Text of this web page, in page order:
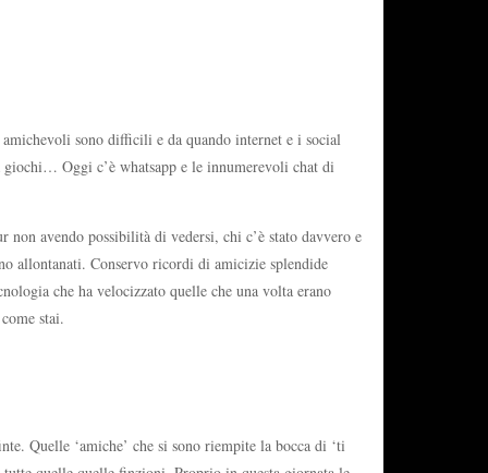
sono difficili e da quando internet e i social
Oggi c’è whatsapp e le innumerevoli chat di
avendo possibilità di vedersi, chi c’è stato davvero e
allontanati. Conservo ricordi di amicizie splendide
che ha velocizzato quelle che una volta erano
stai.
Quelle ‘amiche’ che si sono riempite la bocca di ‘ti